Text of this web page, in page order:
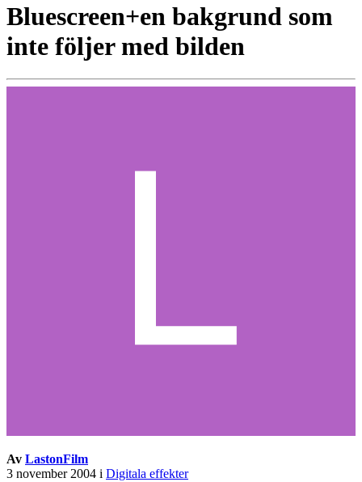
Bluescreen+en bakgrund som
inte följer med bilden
Av LastonFilm
3 november 2004 i Digitala effekter